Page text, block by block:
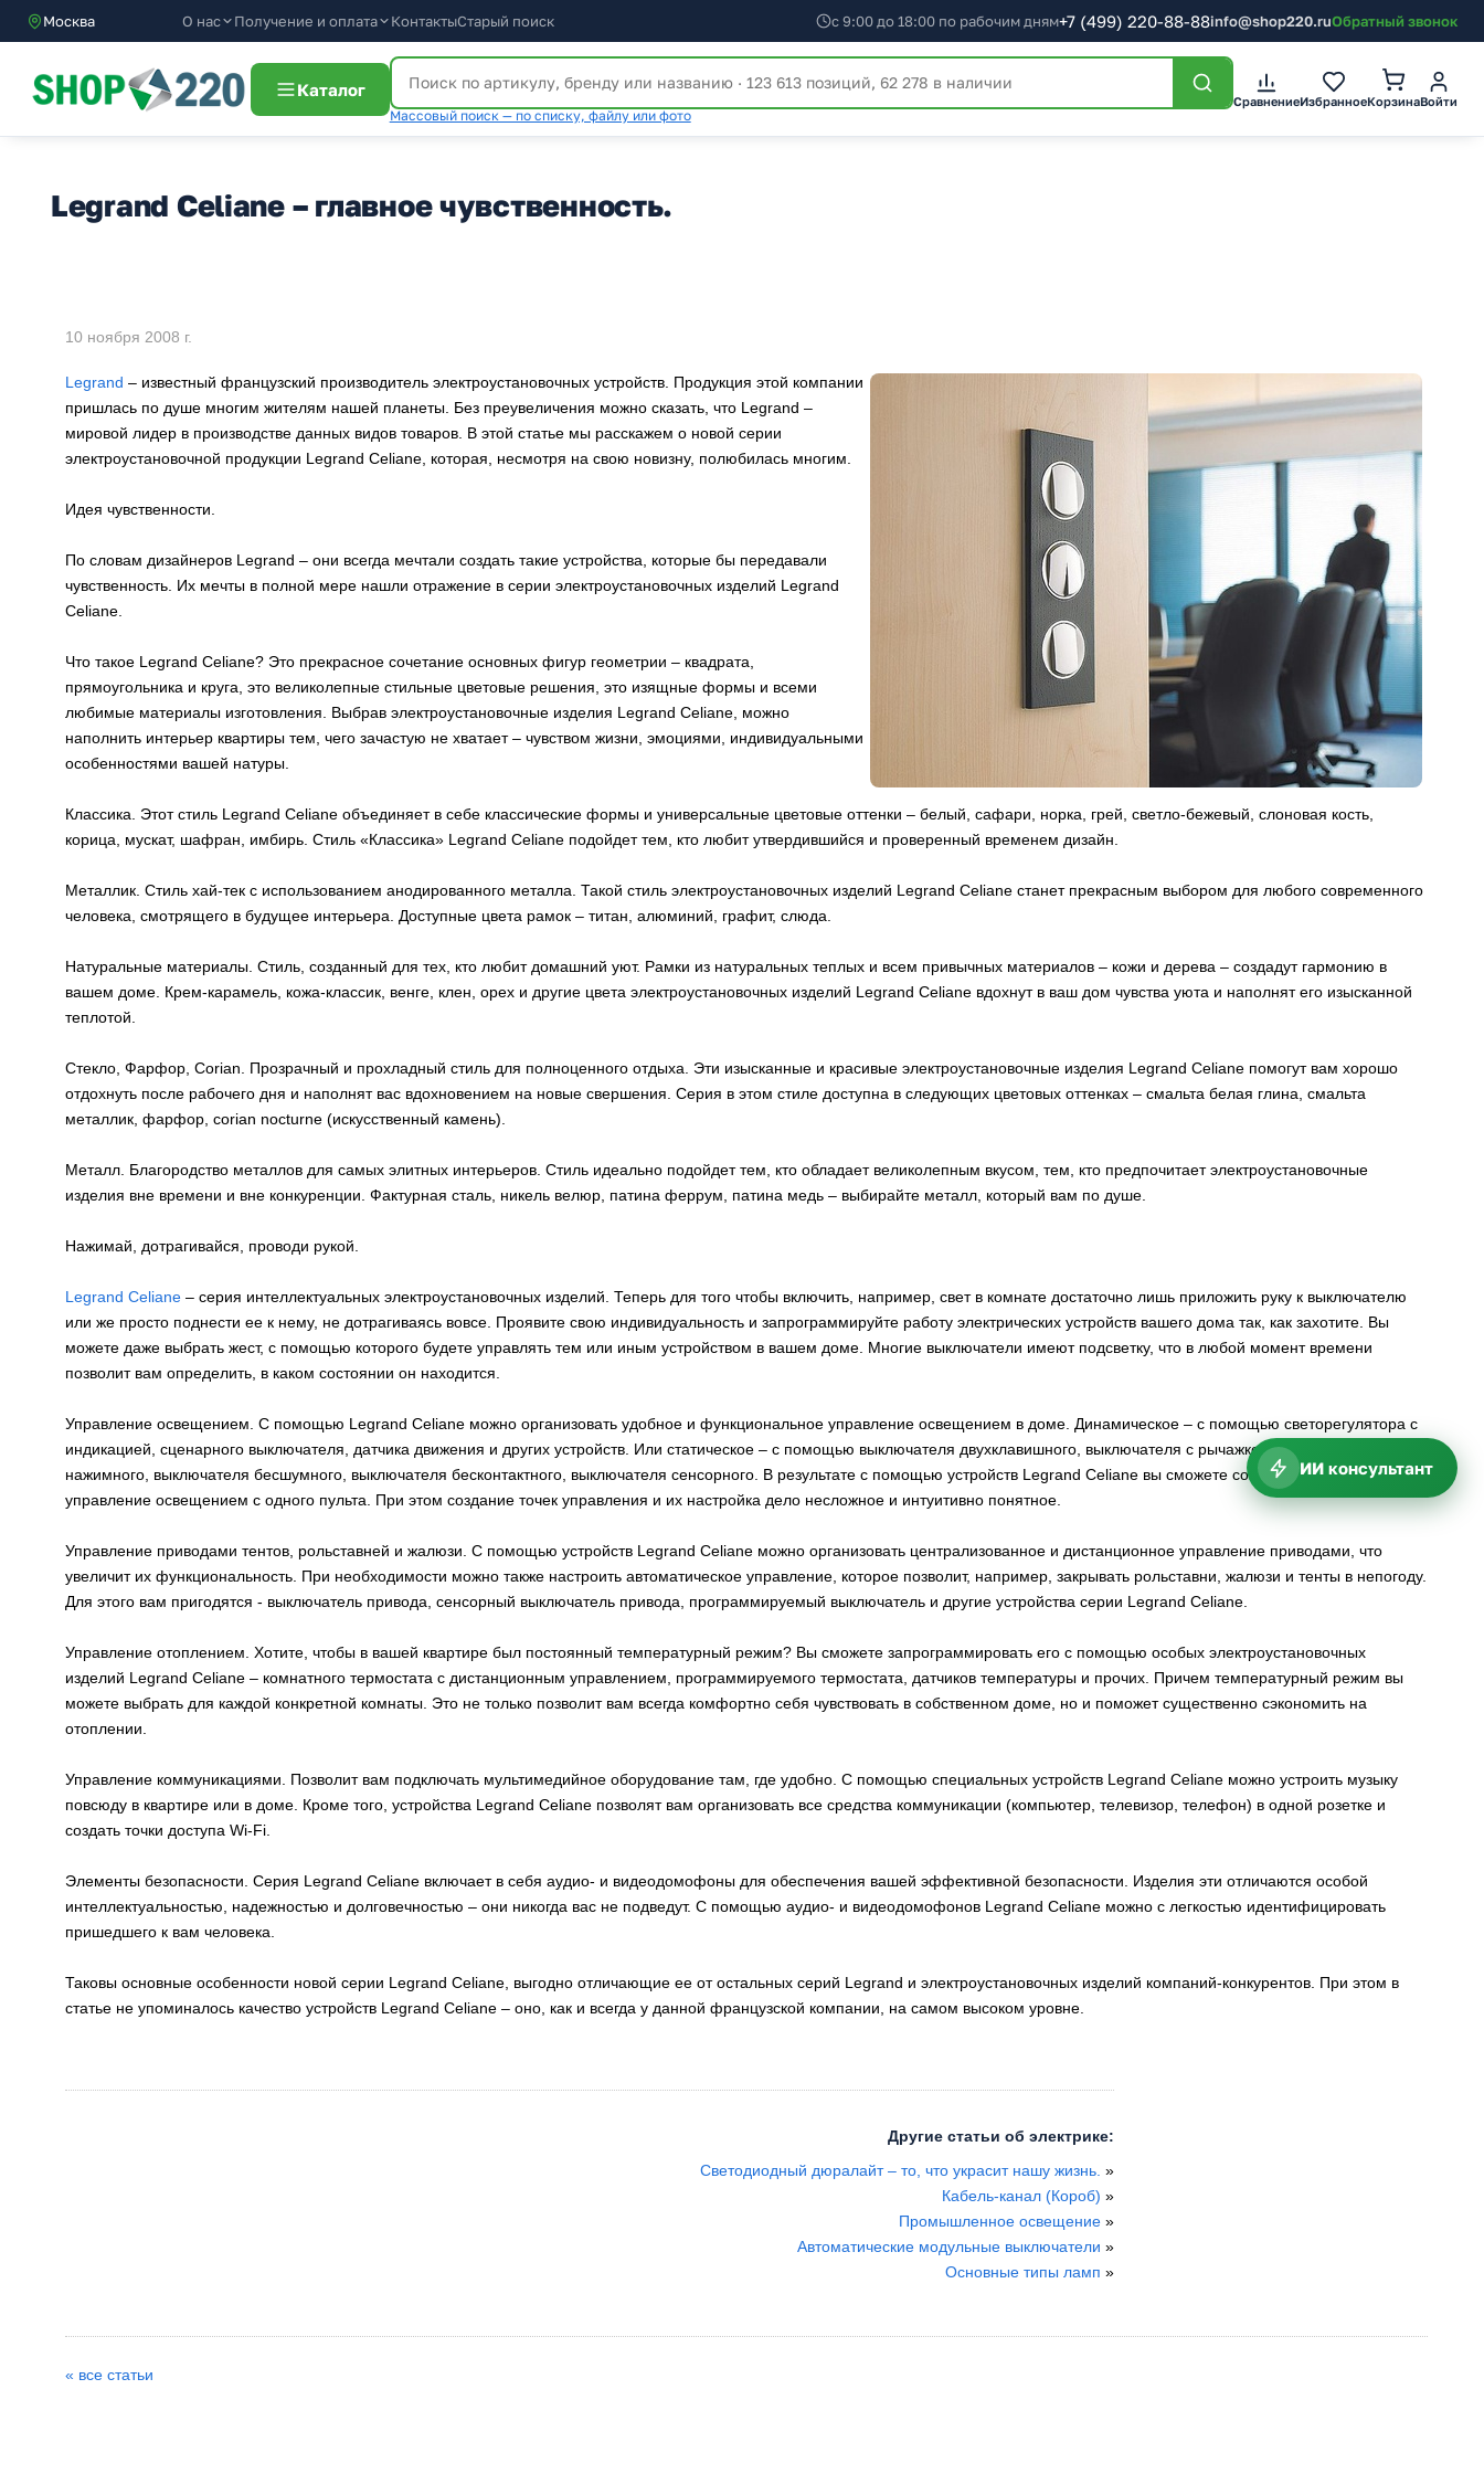
Москва О нас Получение и оплата КонтактыСтарый поиск с 9:00 до 18:00 по рабочим дням+7 (499) 220-88-88info@shop220.ruОбратный звонок
Каталог
Массовый поиск — по списку, файлу или фото
СравнениеИзбранноеКорзинаВойти
Legrand Сeliane – главное чувственность.
10 ноября 2008 г.
Legrand – известный французский производитель электроустановочных устройств. Продукция этой компании
пришлась по душе многим жителям нашей планеты. Без преувеличения можно сказать, что Legrand –
мировой лидер в производстве данных видов товаров. В этой статье мы расскажем о новой серии
электроустановочной продукции Legrand Сeliane, которая, несмотря на свою новизну, полюбилась многим.
Идея чувственности.
По словам дизайнеров Legrand – они всегда мечтали создать такие устройства, которые бы передавали
чувственность. Их мечты в полной мере нашли отражение в серии электроустановочных изделий Legrand
Сeliane.
Что такое Legrand Сeliane? Это прекрасное сочетание основных фигур геометрии – квадрата,
прямоугольника и круга, это великолепные стильные цветовые решения, это изящные формы и всеми
любимые материалы изготовления. Выбрав электроустановочные изделия Legrand Сeliane, можно
наполнить интерьер квартиры тем, чего зачастую не хватает – чувством жизни, эмоциями, индивидуальными
особенностями вашей натуры.
Классика. Этот стиль Legrand Сeliane объединяет в себе классические формы и универсальные цветовые оттенки – белый, сафари, норка, грей, светло-бежевый, слоновая кость,
корица, мускат, шафран, имбирь. Стиль «Классика» Legrand Сeliane подойдет тем, кто любит утвердившийся и проверенный временем дизайн.
Металлик. Стиль хай-тек с использованием анодированного металла. Такой стиль электроустановочных изделий Legrand Сeliane станет прекрасным выбором для любого современного
человека, смотрящего в будущее интерьера. Доступные цвета рамок – титан, алюминий, графит, слюда.
Натуральные материалы. Стиль, созданный для тех, кто любит домашний уют. Рамки из натуральных теплых и всем привычных материалов – кожи и дерева – создадут гармонию в
вашем доме. Крем-карамель, кожа-классик, венге, клен, орех и другие цвета электроустановочных изделий Legrand Сeliane вдохнут в ваш дом чувства уюта и наполнят его изысканной
теплотой.
Стекло, Фарфор, Corian. Прозрачный и прохладный стиль для полноценного отдыха. Эти изысканные и красивые электроустановочные изделия Legrand Сeliane помогут вам хорошо
отдохнуть после рабочего дня и наполнят вас вдохновением на новые свершения. Серия в этом стиле доступна в следующих цветовых оттенках – смальта белая глина, смальта
металлик, фарфор, corian nocturne (искусственный камень).
Металл. Благородство металлов для самых элитных интерьеров. Стиль идеально подойдет тем, кто обладает великолепным вкусом, тем, кто предпочитает электроустановочные
изделия вне времени и вне конкуренции. Фактурная сталь, никель велюр, патина феррум, патина медь – выбирайте металл, который вам по душе.
Нажимай, дотрагивайся, проводи рукой.
Legrand Сeliane – серия интеллектуальных электроустановочных изделий. Теперь для того чтобы включить, например, свет в комнате достаточно лишь приложить руку к выключателю
или же просто поднести ее к нему, не дотрагиваясь вовсе. Проявите свою индивидуальность и запрограммируйте работу электрических устройств вашего дома так, как захотите. Вы
можете даже выбрать жест, с помощью которого будете управлять тем или иным устройством в вашем доме. Многие выключатели имеют подсветку, что в любой момент времени
позволит вам определить, в каком состоянии он находится.
Управление освещением. С помощью Legrand Сeliane можно организовать удобное и функциональное управление освещением в доме. Динамическое – с помощью светорегулятора с
индикацией, сценарного выключателя, датчика движения и других устройств. Или статическое – с помощью выключателя двухклавишного, выключателя с рычажком, выключателя
нажимного, выключателя бесшумного, выключателя бесконтактного, выключателя сенсорного. В результате с помощью устройств Legrand Сeliane вы сможете создать дистанционное
управление освещением с одного пульта. При этом создание точек управления и их настройка дело несложное и интуитивно понятное.
Управление приводами тентов, рольставней и жалюзи. С помощью устройств Legrand Сeliane можно организовать централизованное и дистанционное управление приводами, что
увеличит их функциональность. При необходимости можно также настроить автоматическое управление, которое позволит, например, закрывать рольставни, жалюзи и тенты в непогоду.
Для этого вам пригодятся - выключатель привода, сенсорный выключатель привода, программируемый выключатель и другие устройства серии Legrand Сeliane.
Управление отоплением. Хотите, чтобы в вашей квартире был постоянный температурный режим? Вы сможете запрограммировать его с помощью особых электроустановочных
изделий Legrand Сeliane – комнатного термостата с дистанционным управлением, программируемого термостата, датчиков температуры и прочих. Причем температурный режим вы
можете выбрать для каждой конкретной комнаты. Это не только позволит вам всегда комфортно себя чувствовать в собственном доме, но и поможет существенно сэкономить на
отоплении.
Управление коммуникациями. Позволит вам подключать мультимедийное оборудование там, где удобно. С помощью специальных устройств Legrand Сeliane можно устроить музыку
повсюду в квартире или в доме. Кроме того, устройства Legrand Сeliane позволят вам организовать все средства коммуникации (компьютер, телевизор, телефон) в одной розетке и
создать точки доступа Wi-Fi.
Элементы безопасности. Серия Legrand Сeliane включает в себя аудио- и видеодомофоны для обеспечения вашей эффективной безопасности. Изделия эти отличаются особой
интеллектуальностью, надежностью и долговечностью – они никогда вас не подведут. С помощью аудио- и видеодомофонов Legrand Сeliane можно с легкостью идентифицировать
пришедшего к вам человека.
Таковы основные особенности новой серии Legrand Сeliane, выгодно отличающие ее от остальных серий Legrand и электроустановочных изделий компаний-конкурентов. При этом в
статье не упоминалось качество устройств Legrand Сeliane – оно, как и всегда у данной французской компании, на самом высоком уровне.
Другие статьи об электрике:
Светодиодный дюралайт – то, что украсит нашу жизнь. »
Кабель-канал (Короб) »
Промышленное освещение »
Автоматические модульные выключатели »
Основные типы ламп »
« все статьи
ИИ консультант